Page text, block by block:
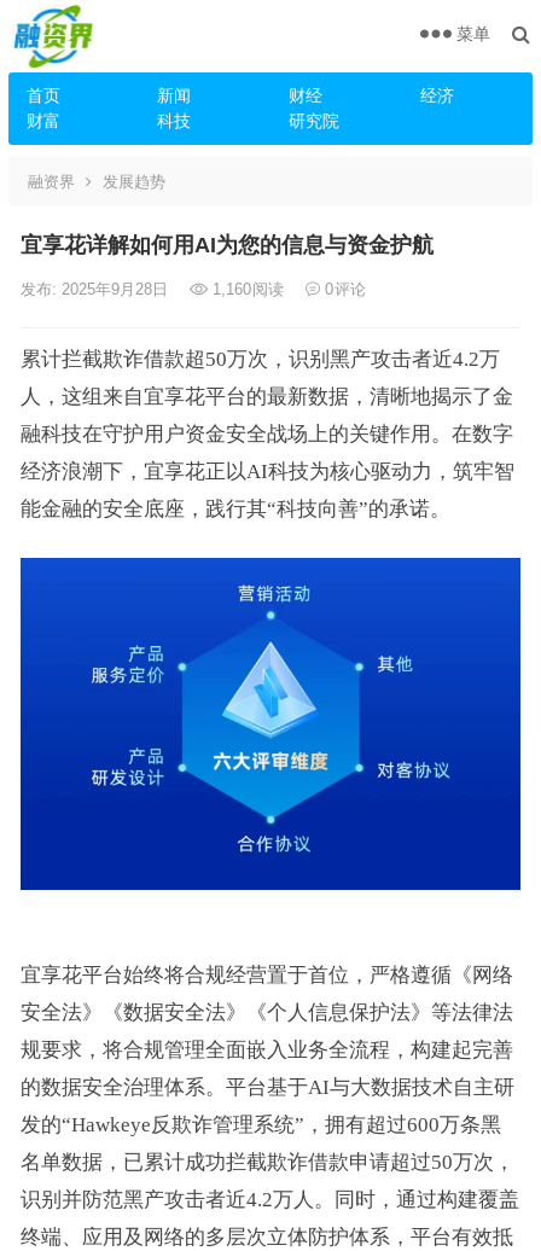
首页 新闻 财经
经济
财富
科技 研究院
菜单
融资界 发展趋势
宜享花详解如何用AI为您的信息与资金护航
发布: 2025年9月28日 1,160阅读 0评论
累计拦截欺诈借款超50万次，识别黑产攻击者近4.2万
人，这组来自宜享花平台的最新数据，清晰地揭示了金
融科技在守护用户资金安全战场上的关键作用。在数字
经济浪潮下，宜享花正以AI科技为核心驱动力，筑牢智
能金融的安全底座，践行其“科技向善”的承诺。
宜享花平台始终将合规经营置于首位，严格遵循《网络
安全法》《数据安全法》《个人信息保护法》等法律法
规要求，将合规管理全面嵌入业务全流程，构建起完善
的数据安全治理体系。平台基于AI与大数据技术自主研
发的“Hawkeye反欺诈管理系统”，拥有超过600万条黑
名单数据，已累计成功拦截欺诈借款申请超过50万次，
识别并防范黑产攻击者近4.2万人。同时，通过构建覆盖
终端、应用及网络的多层次立体防护体系，平台有效抵